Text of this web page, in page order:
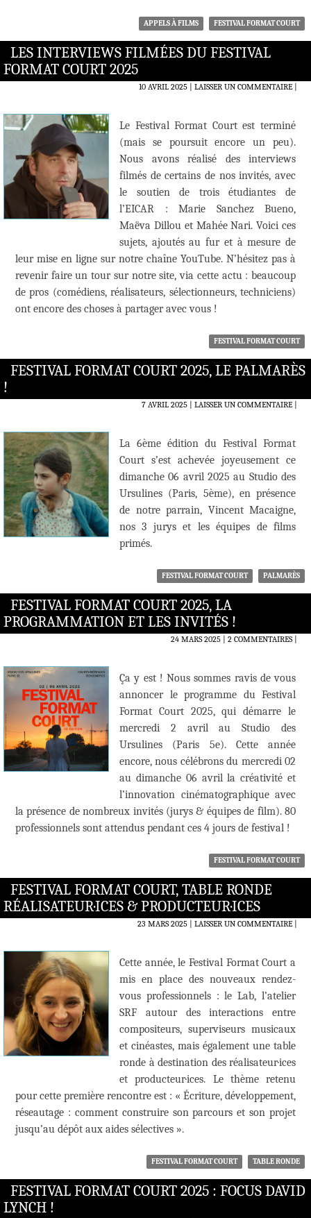
APPELS À FILMS FESTIVAL FORMAT COURT
LES INTERVIEWS FILMÉES DU FESTIVAL
FORMAT COURT 2025
10 AVRIL 2025 LAISSER UN COMMENTAIRE|
Le Festival Format Court est terminé
(mais se poursuit encore un peu).
Nous avons réalisé des interviews
filmés de certains de nos invités, avec
le soutien de trois étudiantes de
l’EICAR : Marie Sanchez Bueno,
Maëva Dillou et Mahée Nari. Voici ces
sujets, ajoutés au fur et à mesure de
leur mise en ligne sur notre chaîne YouTube. N’hésitez pas à
revenir faire un tour sur notre site, via cette actu : beaucoup
de pros (comédiens, réalisateurs, sélectionneurs, techniciens)
ont encore des choses à partager avec vous !
FESTIVAL FORMAT COURT
FESTIVAL FORMAT COURT 2025, LE PALMARÈS
!
7 AVRIL 2025 LAISSER UN COMMENTAIRE|
La 6ème édition du Festival Format
Court s’est achevée joyeusement ce
dimanche 06 avril 2025 au Studio des
Ursulines (Paris, 5ème), en présence
de notre parrain, Vincent Macaigne,
nos 3 jurys et les équipes de films
primés.
FESTIVAL FORMAT COURT PALMARÈS
FESTIVAL FORMAT COURT 2025, LA
PROGRAMMATION ET LES INVITÉS !
24 MARS 2025 2 COMMENTAIRES|
Ça y est ! Nous sommes ravis de vous
annoncer le programme du Festival
Format Court 2025, qui démarre le
mercredi 2 avril au Studio des
Ursulines (Paris 5e). Cette année
encore, nous célébrons du mercredi 02
au dimanche 06 avril la créativité et
l’innovation cinématographique avec
la présence de nombreux invités (jurys & équipes de film). 80
professionnels sont attendus pendant ces 4 jours de festival !
FESTIVAL FORMAT COURT
FESTIVAL FORMAT COURT, TABLE RONDE
RÉALISATEUR·ICES & PRODUCTEUR·ICES
23 MARS 2025 LAISSER UN COMMENTAIRE|
Cette année, le Festival Format Court a
mis en place des nouveaux rendez-
vous professionnels : le Lab, l’atelier
SRF autour des interactions entre
compositeurs, superviseurs musicaux
et cinéastes, mais également une table
ronde à destination des réalisateur·ices
et producteur·ices. Le thème retenu
pour cette première rencontre est : « Écriture, développement,
réseautage : comment construire son parcours et son projet
jusqu’au dépôt aux aides sélectives ».
FESTIVAL FORMAT COURT TABLE RONDE
FESTIVAL FORMAT COURT 2025 : FOCUS DAVID
LYNCH !